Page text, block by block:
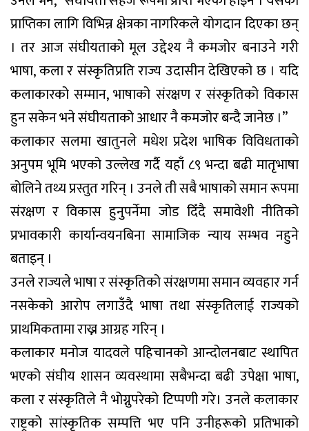
प्राप्तिका लागि विभिन्न क्षेत्रका नागरिकले योगदान दिएका छन्
। तर आज संघीयताको मूल उद्देश्य नै कमजोर बनाउने गरी
भाषा, कला र संस्कृतिप्रति राज्य उदासीन देखिएको छ । यदि
कलाकारको सम्मान, भाषाको संरक्षण र संस्कृतिको विकास
हुन सकेन भने संघीयताको आधार नै कमजोर बन्दै जानेछ ।”
कलाकार सलमा खातुनले मधेश प्रदेश भाषिक विविधताको
अनुपम भूमि भएको उल्लेख गर्दै यहाँ ८९ भन्दा बढी मातृभाषा
बोलिने तथ्य प्रस्तुत गरिन् । उनले ती सबै भाषाको समान रूपमा
संरक्षण र विकास हुनुपर्नेमा जोड दिँदै समावेशी नीतिको
प्रभावकारी कार्यान्वयनबिना सामाजिक न्याय सम्भव नहुने
बताइन् ।
उनले राज्यले भाषा र संस्कृतिको संरक्षणमा समान व्यवहार गर्न
नसकेको आरोप लगाउँदै भाषा तथा संस्कृतिलाई राज्यको
प्राथमिकतामा राख्न आग्रह गरिन् ।
कलाकार मनोज यादवले पहिचानको आन्दोलनबाट स्थापित
भएको संघीय शासन व्यवस्थामा सबैभन्दा बढी उपेक्षा भाषा,
कला र संस्कृतिले नै भोग्नुपरेको टिप्पणी गरे। उनले कलाकार
राष्ट्रको सांस्कृतिक सम्पत्ति भए पनि उनीहरूको प्रतिभाको